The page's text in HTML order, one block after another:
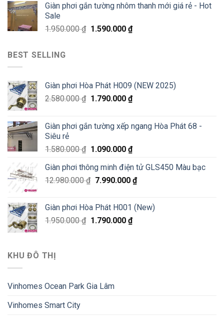
Giàn phơi gắn tường nhôm thanh mới giá rẻ - Hot
Sale
1.950.000₫ 1.590.000 ₫
BEST SELLING
Giàn phơi Hòa Phát H009 (NEW 2025)
2.580.000₫ 1.790.000 ₫
Giàn phơi gắn tường xếp ngang Hòa Phát 68 -
Siêu rẻ
1.580.000₫ 1.090.000 ₫
Giàn phơi thông minh điện tử GLS450 Màu bạc
12.980.000₫ 7.990.000 ₫
Giàn phơi Hòa Phát H001 (New)
1.950.000₫ 1.790.000 ₫
KHU ĐÔ THỊ
Vinhomes Ocean Park Gia Lâm
Vinhomes Smart City